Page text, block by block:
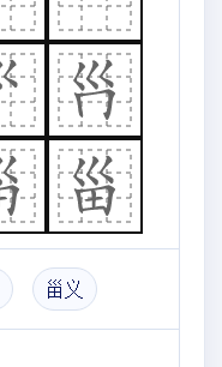
甾义